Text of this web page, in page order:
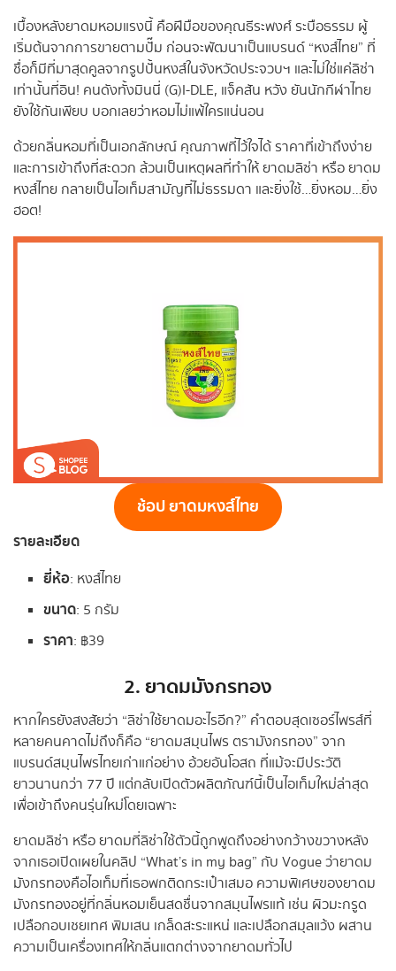
เบื้องหลังยาดมหอมแรงนี้ คือฝีมือของคุณธีระพงศ์ ระบือธรรม ผู้
เริ่มต้นจากการขายตามปั๊ม ก่อนจะพัฒนาเป็นแบรนด์ “หงส์ไทย” ที่
ชื่อก็มีที่มาสุดคูลจากรูปปั้นหงส์ในจังหวัดประจวบฯ และไม่ใช่แค่ลิซ่า
เท่านั้นที่อิน! คนดังทั้งมินนี่ (G)I-DLE, แจ็คสัน หวัง ยันนักกีฬาไทย
ยังใช้กันเพียบ บอกเลยว่าหอมไม่แพ้ใครแน่นอน
ด้วยกลิ่นหอมที่เป็นเอกลักษณ์ คุณภาพที่ไว้ใจได้ ราคาที่เข้าถึงง่าย
และการเข้าถึงที่สะดวก ล้วนเป็นเหตุผลที่ทำให้ ยาดมลิซ่า หรือ ยาดม
หงส์ไทย กลายเป็นไอเท็มสามัญที่ไม่ธรรมดา และยิ่งใช้…ยิ่งหอม…ยิ่ง
ฮอต!
ช้อป ยาดมหงส์ไทย
รายละเอียด
ยี่ห้อ: หงส์ไทย
ขนาด: 5 กรัม
ราคา: ฿39
2. ยาดมมังกรทอง
หากใครยังสงสัยว่า “ลิซ่าใช้ยาดมอะไรอีก?” คำตอบสุดเซอร์ไพรส์ที่
หลายคนคาดไม่ถึงก็คือ “ยาดมสมุนไพร ตรามังกรทอง” จาก
แบรนด์สมุนไพรไทยเก่าแก่อย่าง อ้วยอันโอสถ ที่แม้จะมีประวัติ
ยาวนานกว่า 77 ปี แต่กลับเปิดตัวผลิตภัณฑ์นี้เป็นไอเท็มใหม่ล่าสุด
เพื่อเข้าถึงคนรุ่นใหม่โดยเฉพาะ
ยาดมลิซ่า หรือ ยาดมที่ลิซ่าใช้ตัวนี้ถูกพูดถึงอย่างกว้างขวางหลัง
จากเธอเปิดเผยในคลิป “What’s in my bag” กับ Vogue ว่ายาดม
มังกรทองคือไอเท็มที่เธอพกติดกระเป๋าเสมอ ความพิเศษของยาดม
มังกรทองอยู่ที่กลิ่นหอมเย็นสดชื่นจากสมุนไพรแท้ เช่น ผิวมะกรูด
เปลือกอบเชยเทศ พิมเสน เกล็ดสะระแหน่ และเปลือกสมุลแว้ง ผสาน
ความเป็นเครื่องเทศให้กลิ่นแตกต่างจากยาดมทั่วไป